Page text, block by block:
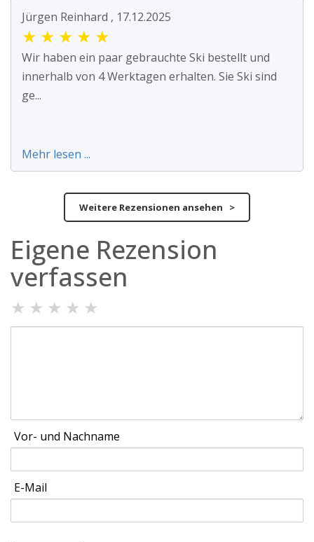
Jürgen Reinhard , 17.12.2025
★ ★ ★ ★ ★
Wir haben ein paar gebrauchte Ski bestellt und
innerhalb von 4 Werktagen erhalten. Sie Ski sind
ge...
Mehr lesen ...
Weitere Rezensionen ansehen >
Eigene Rezension
verfassen
★ ★ ★ ★ ★
Vor- und Nachname
E-Mail